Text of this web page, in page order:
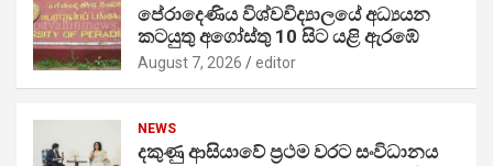
පේරාදෙණිය විශ්වවිද්‍යාලයේ අධ්‍යයන
කටයුතු අගෝස්තු 10 සිට යළි ඇරඹේ
August 7, 2026 editor
NEWS
දකුණු ආසියාවේ ප්‍රථම වරට සංවිධානය